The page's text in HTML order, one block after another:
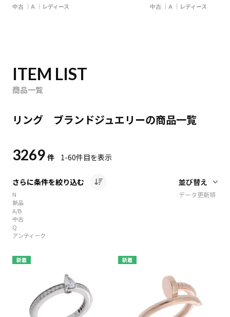
中古 A レディース 中古 A レディース
ITEM LIST
商品一覧
リング ブランドジュエリーの商品一覧
3269 件 1-60件目を表示
さらに条件を絞り込む
N
新品
A/B
中古
Q
アンティーク
データ更新順
新着 新着